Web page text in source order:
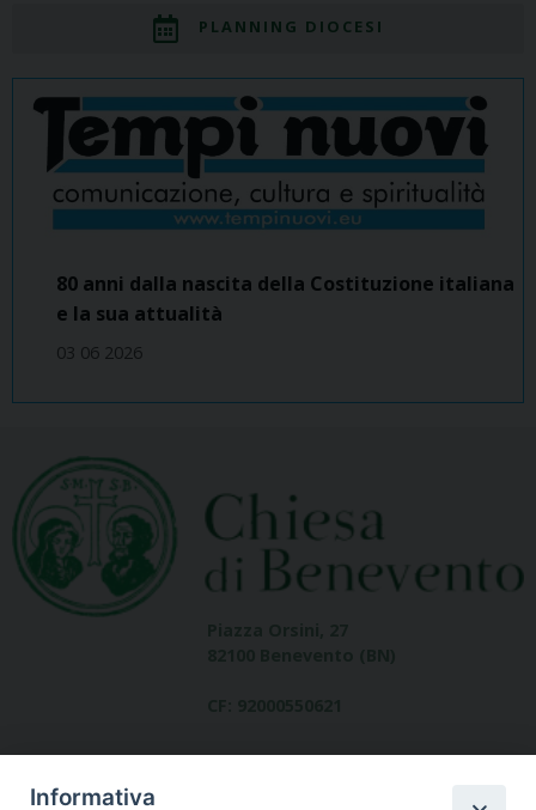
PLANNING DIOCESI
80 anni dalla nascita della Costituzione italiana
e la sua attualità
03 06 2026
Informativa